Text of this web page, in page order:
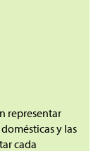
representar
y las
cada